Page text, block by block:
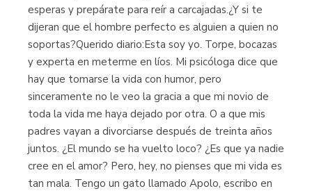
esperas y prepárate para reír a carcajadas.¿Y si te
dijeran que el hombre perfecto es alguien a quien no
soportas?Querido diario:Esta soy yo. Torpe, bocazas
y experta en meterme en líos. Mi psicóloga dice que
hay que tomarse la vida con humor, pero
sinceramente no le veo la gracia a que mi novio de
toda la vida me haya dejado por otra. O a que mis
padres vayan a divorciarse después de treinta años
juntos. ¿El mundo se ha vuelto loco? ¿Es que ya nadie
cree en el amor? Pero, hey, no pienses que mi vida es
tan mala. Tengo un gato llamado Apolo, escribo en